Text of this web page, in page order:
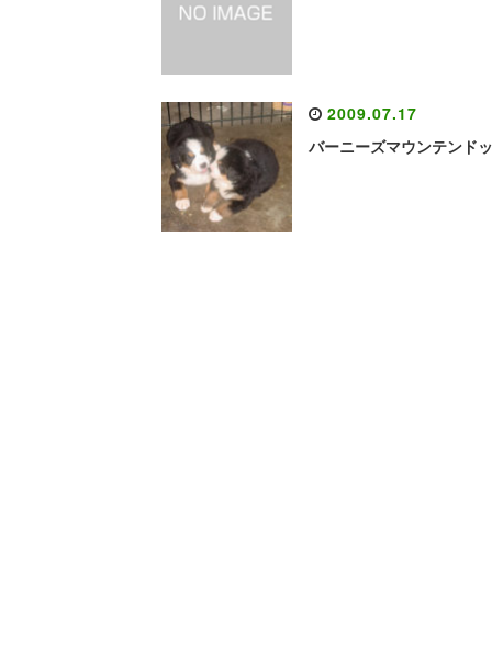
2009.07.17
バーニーズマウンテンド